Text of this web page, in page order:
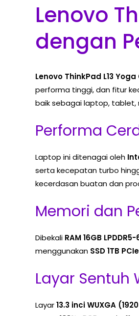
Lenovo
dengan
Lenovo ThinkPad L13 Yoga
performa tinggi, dan fitur
baik sebagai laptop,
Performa
Laptop ini ditenagai oleh
serta kecepatan turbo
kecerdasan buatan dan
Memori dan
Dibekali RAM 16GB
menggunakan SSD 1TB
Layar Sentuh
Layar13.3 inci WUXGA